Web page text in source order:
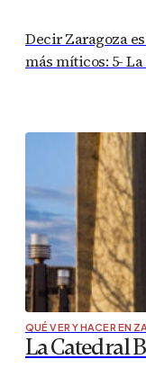
Decir Zaragoza
más míticos: 5-
QUÉ VER Y HACER EN
La Catedral